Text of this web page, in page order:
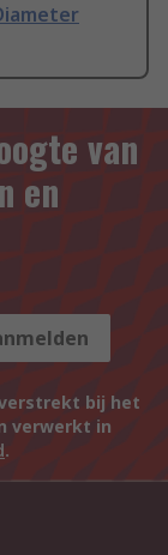
van
en
bij het
verwerkt in
.